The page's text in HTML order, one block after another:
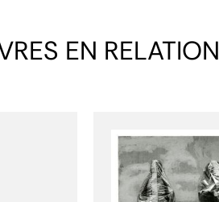
EN RELATION